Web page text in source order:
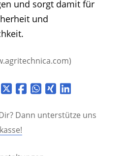
und sorgt damit für
und
Dann unterstütze uns